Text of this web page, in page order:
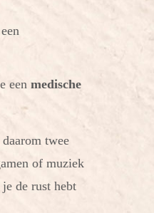
een medische
twee
of muziek
de rust hebt